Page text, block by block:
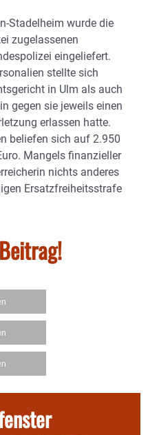
Stadelheim wurde die
zugelassenen
eingeliefert.
stellte sich
in Ulm als auch
gegen sie jeweils einen
erlassen hatte.
beliefen sich auf 2.950
Mangels finanzieller
nichts anderes
Ersatzfreiheitsstrafe